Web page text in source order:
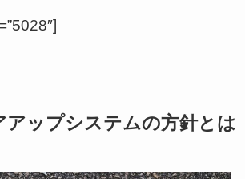
アップシステムの方針とは